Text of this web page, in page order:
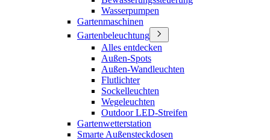
Wasserpumpen
Gartenmaschinen
Gartenbeleuchtung
Alles entdecken
Außen-Spots
Außen-Wandleuchten
Flutlichter
Sockelleuchten
Wegeleuchten
Outdoor LED-Streifen
Gartenwetterstation
Smarte Außensteckdosen